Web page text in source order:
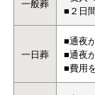
一般葬
■２日
一日葬
■通夜
■通夜
■費用